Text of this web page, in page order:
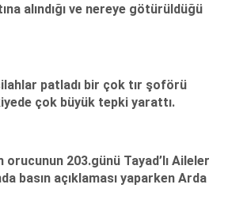
alındığı ve nereye götürüldüğü
patladı bir çok tır şoförü
çok büyük tepki yarattı.
203.günü Tayad’lı Aileler
basın açıklaması yaparken Arda